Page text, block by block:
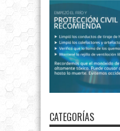
CATEGORÍAS